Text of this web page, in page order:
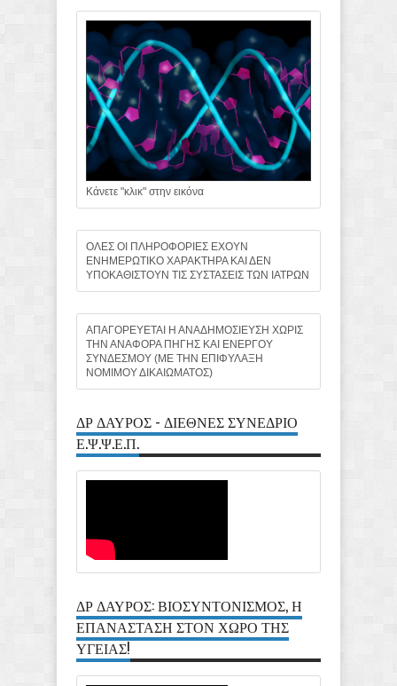
Κάνετε "κλικ" στην εικόνα
ΟΛΕΣ ΟΙ ΠΛΗΡΟΦΟΡΙΕΣ ΕΧΟΥΝ
ΕΝΗΜΕΡΩΤΙΚΟ ΧΑΡΑΚΤΗΡΑ ΚΑΙ ΔΕΝ
ΥΠΟΚΑΘΙΣΤΟΥΝ ΤΙΣ ΣΥΣΤΑΣΕΙΣ ΤΩΝ ΙΑΤΡΩΝ
ΑΠΑΓΟΡΕΥΕΤΑΙ Η ΑΝΑΔΗΜΟΣΙΕΥΣΗ ΧΩΡΙΣ
ΤΗΝ ΑΝΑΦΟΡΑ ΠΗΓΗΣ ΚΑΙ ΕΝΕΡΓΟΥ
ΣΥΝΔΕΣΜΟΥ (ΜΕ ΤΗΝ ΕΠΙΦΥΛΑΞΗ
ΝΟΜΙΜΟΥ ΔΙΚΑΙΩΜΑΤΟΣ)
ΔΡ ΔΑΥΡΟΣ - ΔΙΕΘΝΕΣ ΣΥΝΕΔΡΙΟ
Ε.Ψ.Ψ.Ε.Π.
ΔΡ ΔΑΥΡΟΣ: ΒΙΟΣΥΝΤΟΝΙΣΜΟΣ, Η
ΕΠΑΝΑΣΤΑΣΗ ΣΤΟΝ ΧΩΡΟ ΤΗΣ
ΥΓΕΙΑΣ!